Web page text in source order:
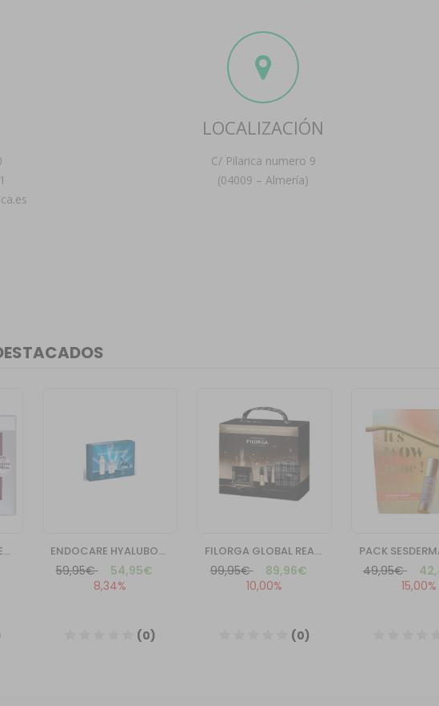
LOCALIZACIÓN
C/ Pilarica numero 9
(04009 – Almería)